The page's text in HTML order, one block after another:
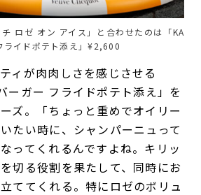
チ ロゼ オン アイス」と合わせたのは「KA
ライドポテト添え」¥2,600
ィが肉肉しさを感じさせる
ーガー フライドポテト添え」を
ズ。「ちょっと重めでオイリー
たい時に、シャンパーニュって
ってくれるんですよね。キリッ
切る役割を果たして、同時にお
ててくれる。特にロゼのボリュ